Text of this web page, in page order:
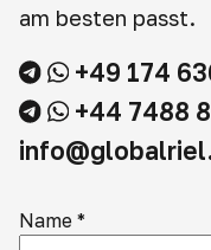
am besten passt.
+49 174
+44 7488
Name *